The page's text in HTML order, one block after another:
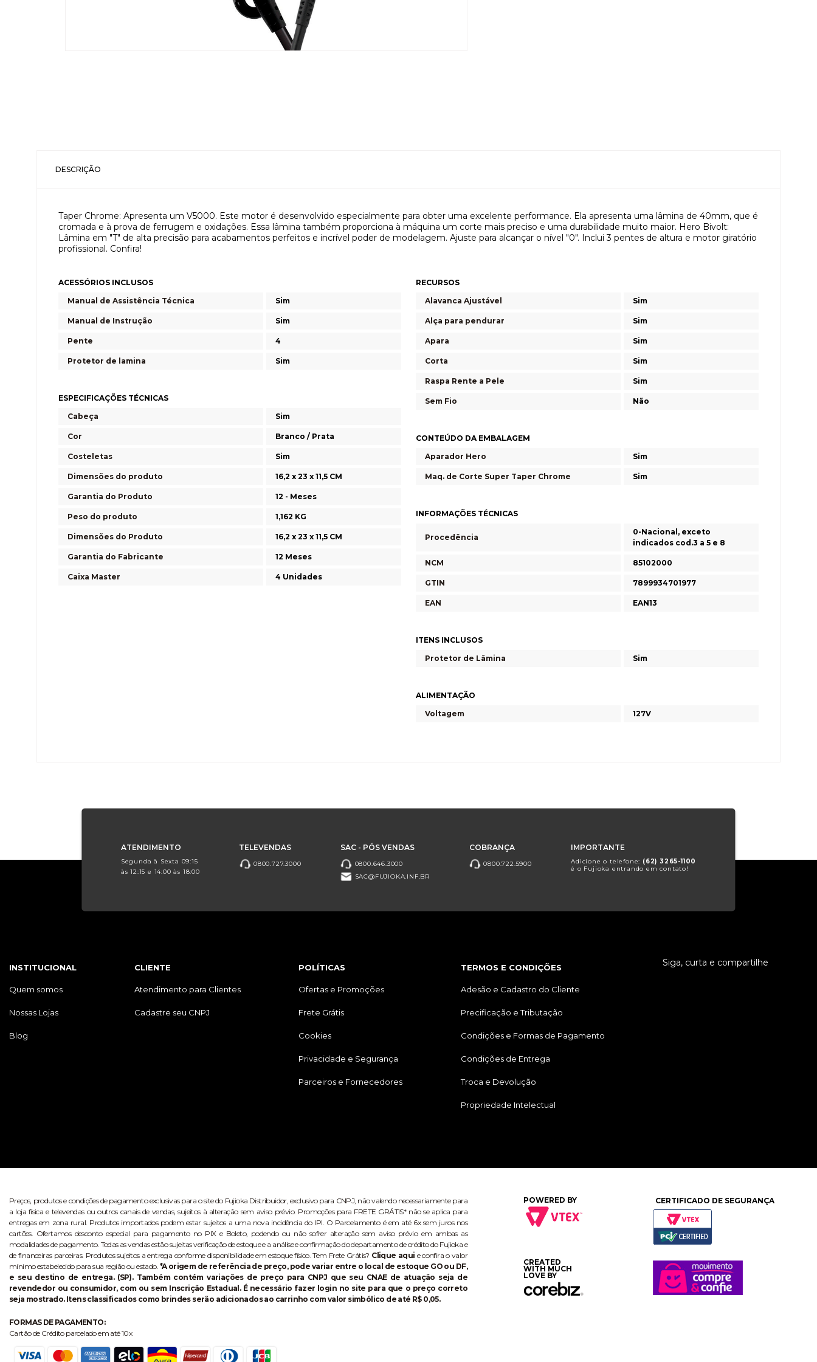
DESCRIÇÃO
Taper Chrome: Apresenta um V5000. Este motor é desenvolvido especialmente para obter uma excelente performance. Ela apresenta uma lâmina de 40mm, que é
cromada e à prova de ferrugem e oxidações. Essa lâmina também proporciona à máquina um corte mais preciso e uma durabilidade muito maior. Hero Bivolt:
Lâmina em "T" de alta precisão para acabamentos perfeitos e incrível poder de modelagem. Ajuste para alcançar o nível "0". Inclui 3 pentes de altura e motor giratório
profissional. Confira!
ACESSÓRIOS INCLUSOS
Manual de Assistência Técnica
Sim
Manual de Instrução Sim
Pente 4
Protetor de lamina Sim
ESPECIFICAÇÕES TÉCNICAS
Cabeça
Sim
Cor Branco / Prata
Costeletas Sim
Dimensões do produto 16,2 x 23 x 11,5 CM
Garantia do Produto 12 - Meses
Peso do produto 1,162 KG
Dimensões do Produto 16,2 x 23 x 11,5 CM
Garantia do Fabricante 12 Meses
Caixa Master 4 Unidades
RECURSOS
Alavanca Ajustável
Sim
Alça para pendurar Sim
Apara Sim
Corta Sim
Raspa Rente a Pele Sim
Sem Fio Não
CONTEÚDO DA EMBALAGEM
Aparador Hero
Sim
Maq. de Corte Super Taper Chrome Sim
INFORMAÇÕES TÉCNICAS
Procedência
0-Nacional, exceto
indicados cod.3 a 5 e 8
NCM 85102000
GTIN 7899934701977
EAN EAN13
ITENS INCLUSOS
Protetor de Lâmina
Sim
ALIMENTAÇÃO
Voltagem
127V
ATENDIMENTO
Segunda à Sexta 09:15
às 12:15 e 14:00 às 18:00
TELEVENDAS
0800.727.3000
SAC - PÓS VENDAS
0800.646.3000
SAC@FUJIOKA.INF.BR
COBRANÇA
0800.722.5900
IMPORTANTE
Adicione o telefone: (62) 3265-1100
é o Fujioka entrando em contato!
INSTITUCIONAL
Quem somos
Nossas Lojas
Blog
CLIENTE
Atendimento para Clientes
Cadastre seu CNPJ
POLÍTICAS
Ofertas e Promoções
Frete Grátis
Cookies
Privacidade e Segurança
Parceiros e Fornecedores
TERMOS E CONDIÇÕES
Adesão e Cadastro do Cliente
Precificação e Tributação
Condições e Formas de Pagamento
Condições de Entrega
Troca e Devolução
Propriedade Intelectual
Siga, curta e compartilhe
Preços, produtos e condições de pagamento exclusivas para o site do Fujioka Distribuidor, exclusivo para CNPJ, não valendo necessariamente para
a loja física e televendas ou outros canais de vendas, sujeitos à alteração sem aviso prévio. Promoções para FRETE GRÁTIS* não se aplica para
entregas em zona rural. Produtos importados podem estar sujeitos a uma nova incidência do IPI. O Parcelamento é em até 6x sem juros nos
cartões. Ofertamos desconto especial para pagamento no PIX e Boleto, podendo ou não sofrer alteração sem aviso prévio em ambas as
modalidades de pagamento. Todas as vendas estão sujeitas verificação de estoque e a análise e confirmação do departamento de crédito do Fujioka e
de financeiras parceiras. Produtos sujeitos a entrega conforme disponibilidade em estoque físico. Tem Frete Grátis? Clique aqui e confira o valor
mínimo estabelecido para sua região ou estado. *A origem de referência de preço, pode variar entre o local de estoque GO ou DF,
e seu destino de entrega. (SP). Também contém variações de preço para CNPJ que seu CNAE de atuação seja de
revendedor ou consumidor, com ou sem Inscrição Estadual. É necessário fazer login no site para que o preço correto
seja mostrado. Itens classificados como brindes serão adicionados ao carrinho com valor simbólico de até R$ 0,05.
FORMAS DE PAGAMENTO:
Cartão de Crédito parcelado em até 10x
POWERED BY
CREATED
WITH MUCH
LOVE BY
CERTIFICADO DE SEGURANÇA